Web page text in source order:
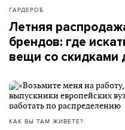
ГАРДЕРОБ
Летняя
брендов: где
вещи со скидками
КАК ВЫ ТАМ ЖИВЕТЕ?